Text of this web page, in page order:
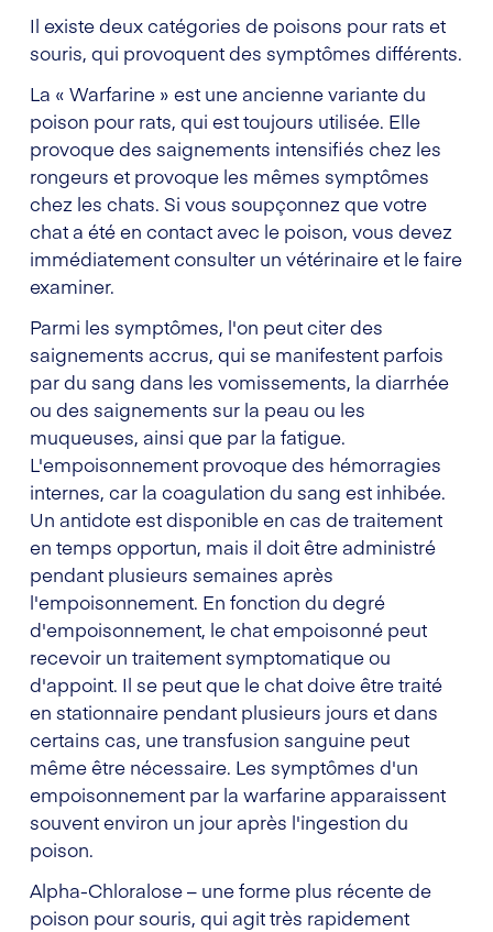
Il existe deux catégories de poisons pour rats et
souris, qui provoquent des symptômes différents.
La « Warfarine » est une ancienne variante du
poison pour rats, qui est toujours utilisée. Elle
provoque des saignements intensifiés chez les
rongeurs et provoque les mêmes symptômes
chez les chats. Si vous soupçonnez que votre
chat a été en contact avec le poison, vous devez
immédiatement consulter un vétérinaire et le faire
examiner.
Parmi les symptômes, l'on peut citer des
saignements accrus, qui se manifestent parfois
par du sang dans les vomissements, la diarrhée
ou des saignements sur la peau ou les
muqueuses, ainsi que par la fatigue.
L'empoisonnement provoque des hémorragies
internes, car la coagulation du sang est inhibée.
Un antidote est disponible en cas de traitement
en temps opportun, mais il doit être administré
pendant plusieurs semaines après
l'empoisonnement. En fonction du degré
d'empoisonnement, le chat empoisonné peut
recevoir un traitement symptomatique ou
d'appoint. Il se peut que le chat doive être traité
en stationnaire pendant plusieurs jours et dans
certains cas, une transfusion sanguine peut
même être nécessaire. Les symptômes d'un
empoisonnement par la warfarine apparaissent
souvent environ un jour après l'ingestion du
poison.
Alpha-Chloralose – une forme plus récente de
poison pour souris, qui agit très rapidement